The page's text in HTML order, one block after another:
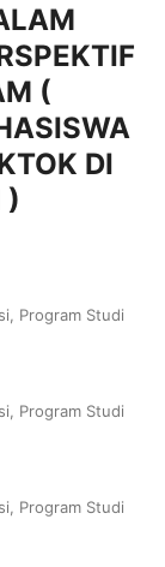
(
DI
)
Program Studi
Program Studi
Program Studi